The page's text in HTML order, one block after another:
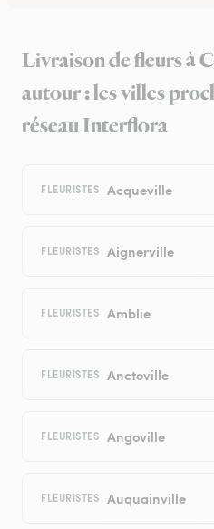
Livraison de fleurs à
autour : les villes
réseau Interflora
FLEURISTES Acqueville
FLEURISTES Aignerville
FLEURISTES Amblie
FLEURISTES Anctoville
FLEURISTES Angoville
FLEURISTES Auquainville